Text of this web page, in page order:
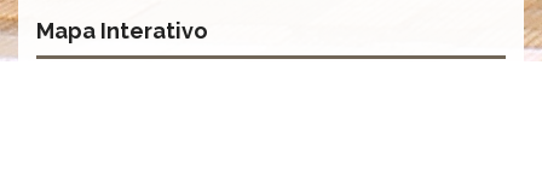
Editais
Mapa Interativo